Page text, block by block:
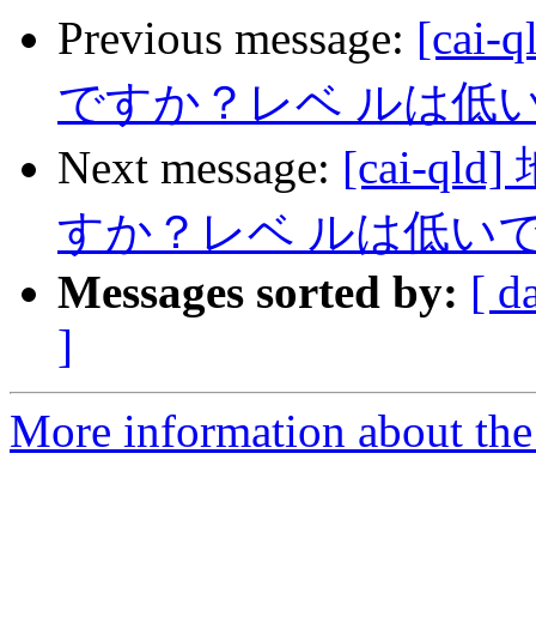
Previous message: [cai-
ですか？レベ ルは低
Next message: [cai-qld]
すか？レベ ルは低い
Messages sorted by: [
]
More information about